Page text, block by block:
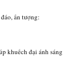
ấn tượng:
khuếch đại ánh sáng